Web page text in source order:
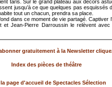
taris. Sur le grand plateau aux décors
jusqu’à ce que quelques pas esquissés
tout un chacun, prendra sa place.
dans ce moment de vie partagé. Captiver
et Jean-Pierre Darroussin le relèvent avec
gratuitement à la Newsletter
Index des pièces de théâtre
page d'accueil de Spectacles Sélection